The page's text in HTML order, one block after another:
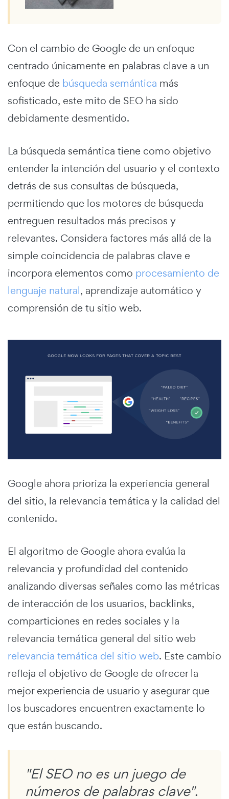
Con el cambio de Google de un enfoque
centrado únicamente en palabras clave a un
enfoque de búsqueda semántica más
sofisticado, este mito de SEO ha sido
debidamente desmentido.
La búsqueda semántica tiene como objetivo
entender la intención del usuario y el contexto
detrás de sus consultas de búsqueda,
permitiendo que los motores de búsqueda
entreguen resultados más precisos y
relevantes. Considera factores más allá de la
simple coincidencia de palabras clave e
incorpora elementos como procesamiento de
lenguaje natural, aprendizaje automático y
comprensión de tu sitio web.
Google ahora prioriza la experiencia general
del sitio, la relevancia temática y la calidad del
contenido.
El algoritmo de Google ahora evalúa la
relevancia y profundidad del contenido
analizando diversas señales como las métricas
de interacción de los usuarios, backlinks,
comparticiones en redes sociales y la
relevancia temática general del sitio web
relevancia temática del sitio web. Este cambio
refleja el objetivo de Google de ofrecer la
mejor experiencia de usuario y asegurar que
los buscadores encuentren exactamente lo
que están buscando.
"El SEO no es un juego de
números de palabras clave".